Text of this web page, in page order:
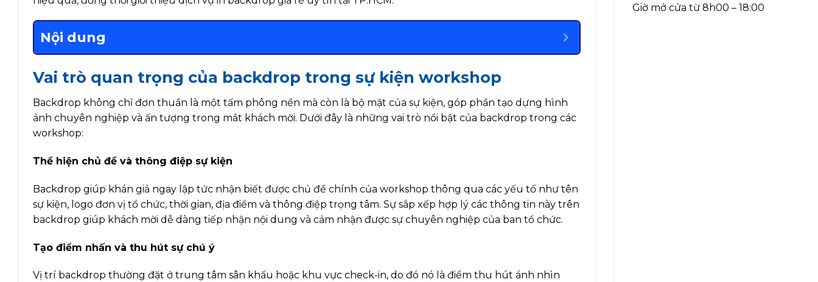
Nội dung
Vai trò quan trọng của backdrop trong sự kiện workshop
Backdrop không chỉ đơn thuần là một tấm phông nền mà còn là bộ mặt của sự kiện, góp phần tạo dựng hình
ảnh chuyên nghiệp và ấn tượng trong mắt khách mời. Dưới đây là những vai trò nổi bật của backdrop trong các
workshop:
Thể hiện chủ đề và thông điệp sự kiện
Backdrop giúp khán giả ngay lập tức nhận biết được chủ đề chính của workshop thông qua các yếu tố như tên
sự kiện, logo đơn vị tổ chức, thời gian, địa điểm và thông điệp trọng tâm. Sự sắp xếp hợp lý các thông tin này trên
backdrop giúp khách mời dễ dàng tiếp nhận nội dung và cảm nhận được sự chuyên nghiệp của ban tổ chức.
Tạo điểm nhấn và thu hút sự chú ý
Vị trí backdrop thường đặt ở trung tâm sân khấu hoặc khu vực check-in, do đó nó là điểm thu hút ánh nhìn
Giờ mở cửa từ 8h00 – 18:00